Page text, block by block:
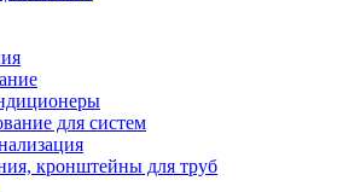
для систем
кронштейны для труб